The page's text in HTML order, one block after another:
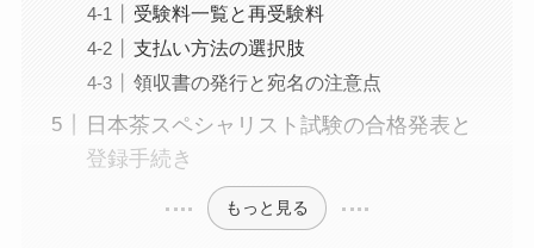
受験料一覧と再受験料
支払い方法の選択肢
領収書の発行と宛名の注意点
日本茶スペシャリスト試験の合格発表と
登録手続き
もっと見る